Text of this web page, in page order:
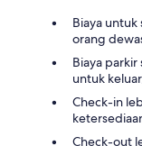
Biaya
orang
Biaya
untuk
Check-in
Check-out